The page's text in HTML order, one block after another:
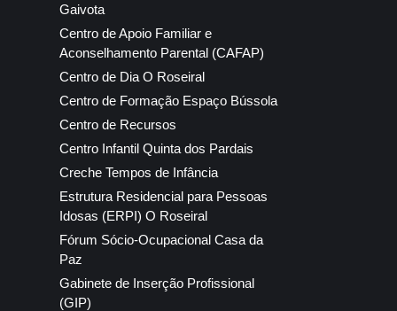
Gaivota
Centro de Apoio Familiar e
Aconselhamento Parental (CAFAP)
Centro de Dia O Roseiral
Centro de Formação Espaço Bússola
Centro de Recursos
Centro Infantil Quinta dos Pardais
Creche Tempos de Infância
Estrutura Residencial para Pessoas
Idosas (ERPI) O Roseiral
Fórum Sócio-Ocupacional Casa da
Paz
Gabinete de Inserção Profissional
(GIP)